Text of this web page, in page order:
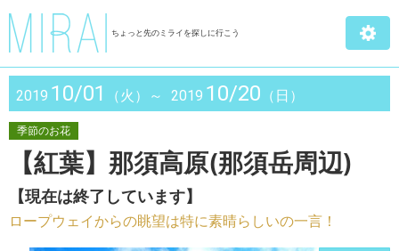
ちょっと先のミライを探しに行こう
2019 10/01 （火）～ 2019 10/20 （日）
季節のお花
【紅葉】那須高原(那須岳周辺)
【現在は終了しています】
ロープウェイからの眺望は特に素晴らしいの一言！